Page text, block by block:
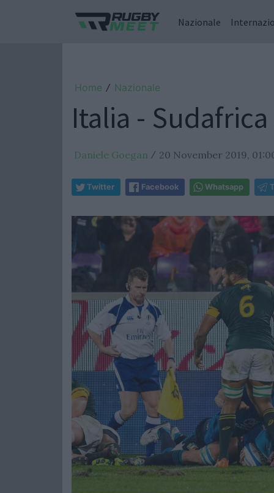
Nazionale
Home / Nazionale
Italia - Sudafrica
Daniele Goegan / 20 November 2019,
Twitter Facebook Whatsapp